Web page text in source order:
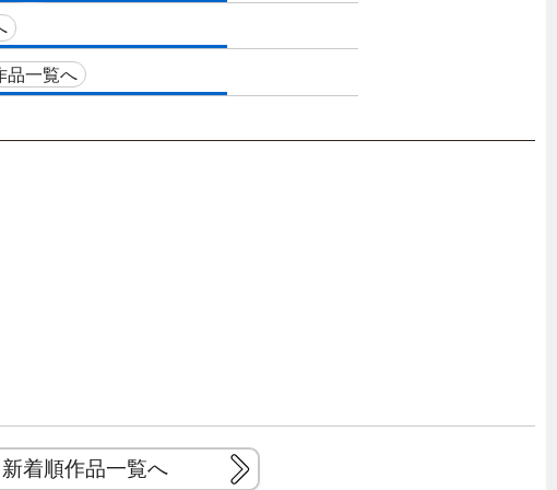
品一覧へ
新着順作品一覧へ